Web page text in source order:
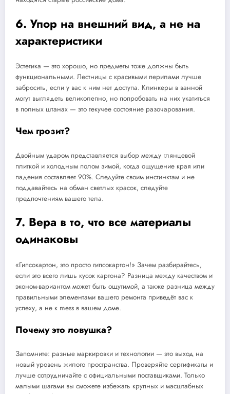
6. Упор на внешний вид, а не на
характеристики
Эстетика — это хорошо, но предметы тоже должны быть
функциональными. Лестницы с красивыми перилами лучше
забросить, если у вас к ним нет доступа. Клинкеры в ванной
могут выглядеть великолепно, но попробовать на них укатиться
в полных штанах — это текучее состояние разочарования.
Чем грозит?
Двойным ударом представляется выбор между глянцевой
плиткой и холодным полом зимой, когда ощущение края или
падения составляет 90%. Следуйте своим инстинктам и не
поддавайтесь на обман светлых красок, следуйте
предпочтениям вашего тела.
7. Вера в то, что все материалы
одинаковы
«Гипсокартон, это просто гипсокартон!» Зачем разбирайтесь,
если это всего лишь кусок картона? Разница между качеством и
эконом-вариантом может быть ощутимой, а также разница между
правильными элементами вашего ремонта приведёт вас к
успеху, а не к mess в вашем доме.
Почему это ловушка?
Запомните: разные маркировки и технологии — это выход на
новый уровень жилого пространства. Проверяйте сертификаты и
лучше сотрудничайте с официальными поставщиками. Только
малыми шагами вы сможете избежать крупных и масштабных